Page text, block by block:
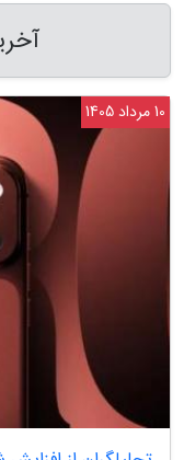
10 مرداد 1405